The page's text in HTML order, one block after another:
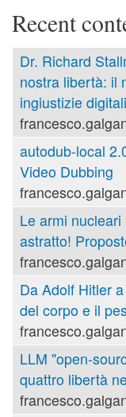
Recent
Dr. Richard
nostra libertà: il
ingiustizie
autodub-local
Video Dubbing
Le armi
astratto!
Da Adolf Hitler
del corpo e il
LLM "open-
quattro libertà